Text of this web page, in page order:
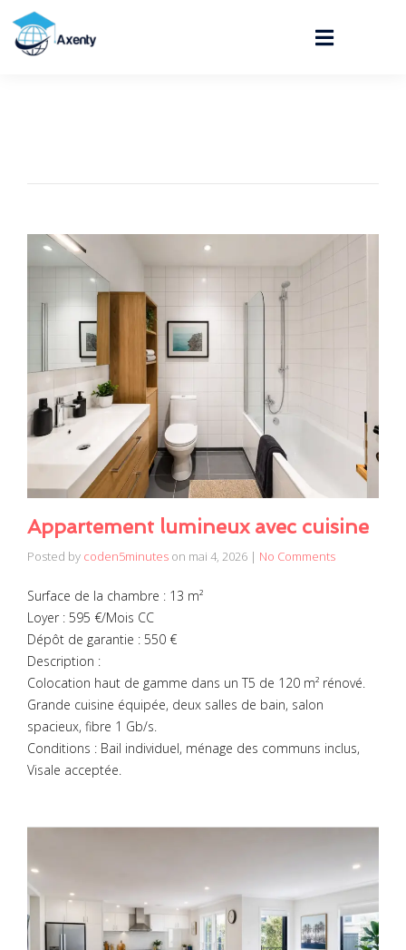
Appartement lumineux avec cuisine
Posted by coden5minutes on mai 4, 2026 | No Comments
Surface de la chambre : 13 m²
Loyer : 595 €/Mois CC
Dépôt de garantie : 550 €
Description :
Colocation haut de gamme dans un T5 de 120 m² rénové.
Grande cuisine équipée, deux salles de bain, salon
spacieux, fibre 1 Gb/s.
Conditions : Bail individuel, ménage des communs inclus,
Visale acceptée.